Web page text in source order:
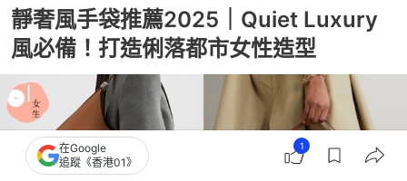
靜奢風手袋推薦2025｜Quiet Luxury
風必備！打造俐落都市女性造型
在Google
追蹤《香港01》
1